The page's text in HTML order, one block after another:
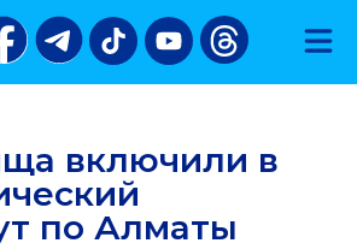
включили в
по Алматы